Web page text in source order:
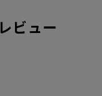
レビュー